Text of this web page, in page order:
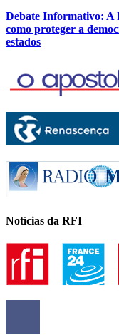
Debate Informativo: A
como proteger a
estados
Notícias da RFI